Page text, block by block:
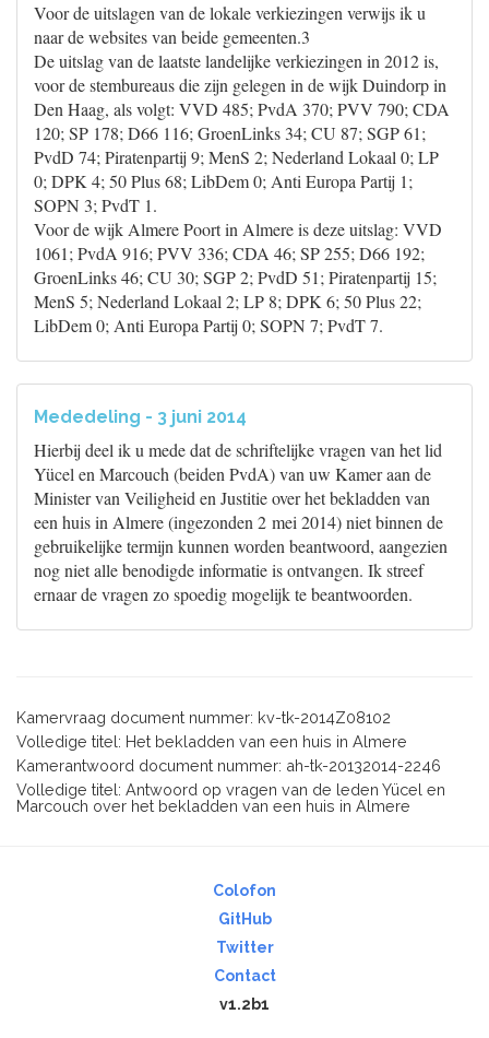
Voor de uitslagen van de lokale verkiezingen verwijs ik u
naar de websites van beide gemeenten.3
De uitslag van de laatste landelijke verkiezingen in 2012 is,
voor de stembureaus die zijn gelegen in de wijk Duindorp in
Den Haag, als volgt: VVD 485; PvdA 370; PVV 790; CDA
120; SP 178; D66 116; GroenLinks 34; CU 87; SGP 61;
PvdD 74; Piratenpartij 9; MenS 2; Nederland Lokaal 0; LP
0; DPK 4; 50 Plus 68; LibDem 0; Anti Europa Partij 1;
SOPN 3; PvdT 1.
Voor de wijk Almere Poort in Almere is deze uitslag: VVD
1061; PvdA 916; PVV 336; CDA 46; SP 255; D66 192;
GroenLinks 46; CU 30; SGP 2; PvdD 51; Piratenpartij 15;
MenS 5; Nederland Lokaal 2; LP 8; DPK 6; 50 Plus 22;
LibDem 0; Anti Europa Partij 0; SOPN 7; PvdT 7.
Mededeling - 3 juni 2014
Hierbij deel ik u mede dat de schriftelijke vragen van het lid
Yücel en Marcouch (beiden PvdA) van uw Kamer aan de
Minister van Veiligheid en Justitie over het bekladden van
een huis in Almere (ingezonden 2 mei 2014) niet binnen de
gebruikelijke termijn kunnen worden beantwoord, aangezien
nog niet alle benodigde informatie is ontvangen. Ik streef
ernaar de vragen zo spoedig mogelijk te beantwoorden.
Kamervraag document nummer: kv-tk-2014Z08102
Volledige titel: Het bekladden van een huis in Almere
Kamerantwoord document nummer: ah-tk-20132014-2246
Volledige titel: Antwoord op vragen van de leden Yücel en
Marcouch over het bekladden van een huis in Almere
Colofon
GitHub
Twitter
Contact
v1.2b1